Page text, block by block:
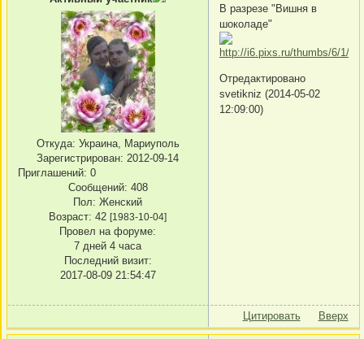
Откуда: Украина, Мариуполь
Зарегистрирован: 2012-09-14
Приглашений: 0
Сообщений: 408
Пол: Женский
Возраст: 42 [1983-10-04]
Провел на форуме:
7 дней 4 часа
Последний визит:
2017-08-09 21:54:47
В разрезе "Вишня в
шоколаде"
Отредактировано
svetikniz (2014-05-02
12:09:00)
Цитировать Вверх